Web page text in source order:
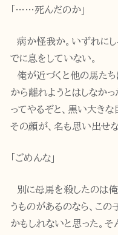
「……死んだのか」
病か怪我か。いずれにし
でに息をしていない。
俺が近づくと他の馬た
から離れようとはしなか
ってやるぞと、黒い大き
その顔が、名も思い出せ
「ごめんな」
別に母馬を殺したのは俺
うものがあるのなら、こ
かもしれないと思った。